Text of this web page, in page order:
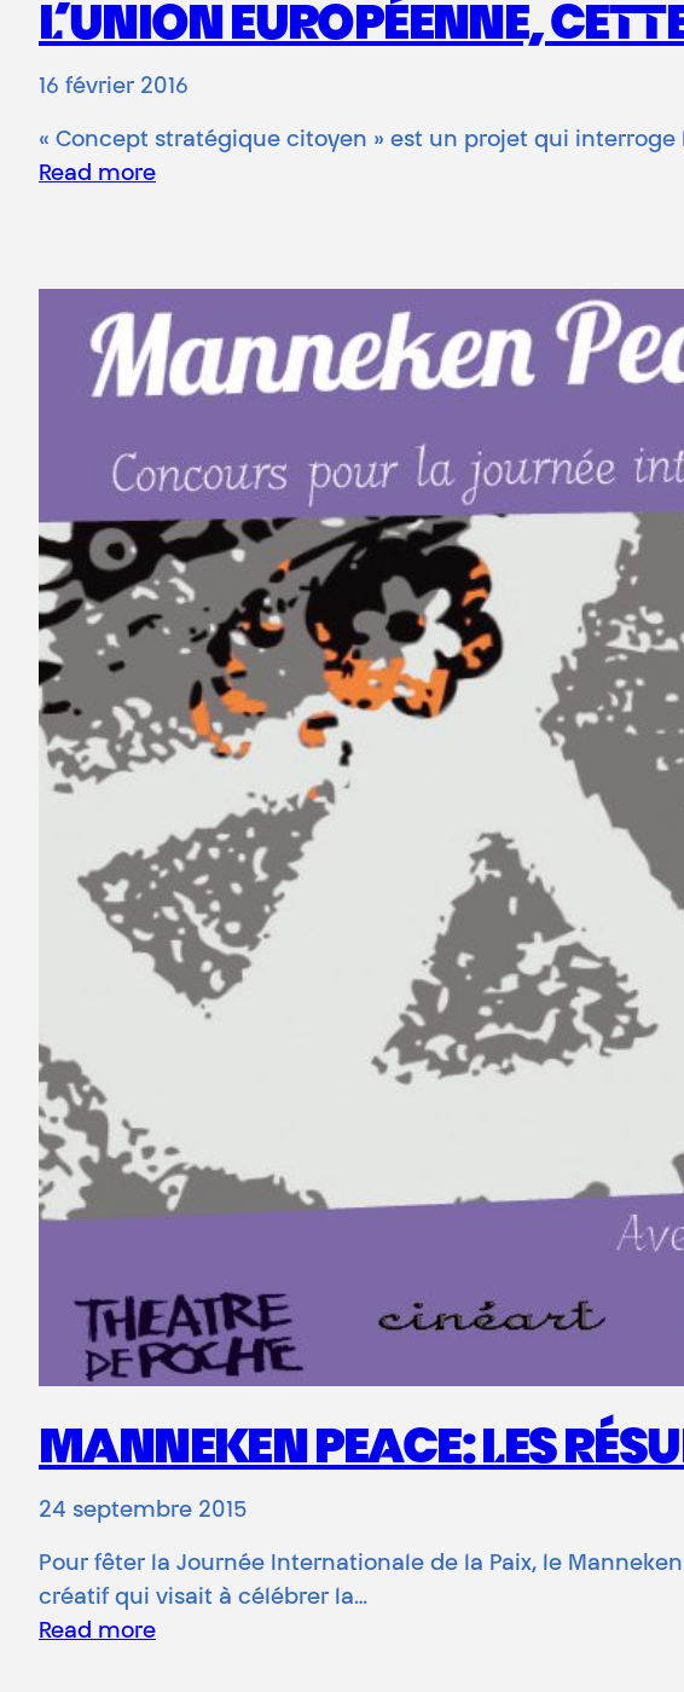
L’UNION EUROPÉENNE,
16 février 2016
« Concept stratégique citoyen » est un projet qui interroge
Read more
MANNEKEN PEACE: LES
24 septembre 2015
Pour fêter la Journée Internationale de la Paix, le
créatif qui visait à célébrer la…
Read more